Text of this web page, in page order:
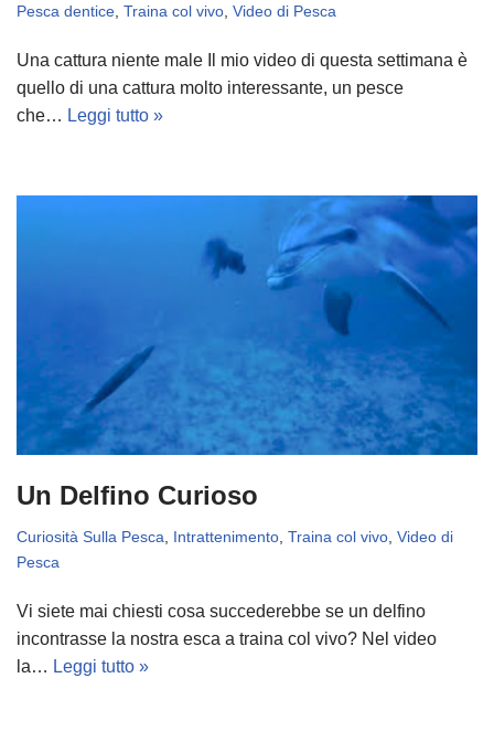
Pesca dentice Traina col vivo Video di Pesca
Una cattura niente male Il mio video di questa settimana è
quello di una cattura molto interessante, un pesce
che… Leggi tutto »
Un Delfino Curioso
Curiosità Sulla Pesca Intrattenimento Traina col vivo Video di
Pesca
Vi siete mai chiesti cosa succederebbe se un delfino
incontrasse la nostra esca a traina col vivo? Nel video
la… Leggi tutto »